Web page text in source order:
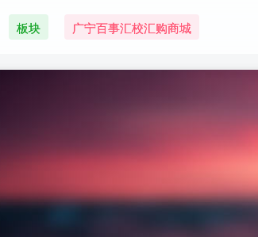
板块 广宁百事汇校汇购商城